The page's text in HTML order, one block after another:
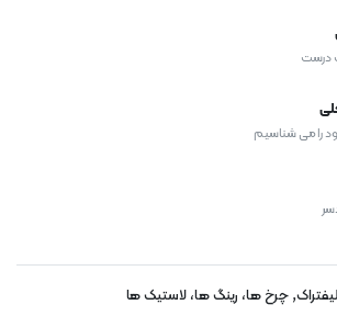
را می شناسیم
,چرخ ها، رینگ ها، لاستیک ها